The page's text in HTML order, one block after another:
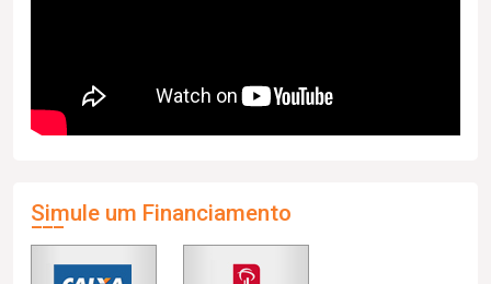
Simule um Financiamento